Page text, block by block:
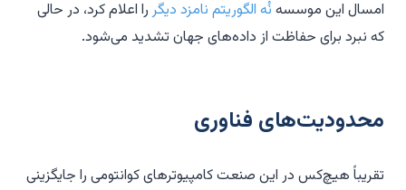
امسال این موسسه نُه الگوریتم نامزد دیگر را اعلام کرد، در حالی
که نبرد برای حفاظت از داده‌های جهان تشدید می‌شود.
محدودیت‌های فناوری
تقریباً هیچ‌کس در این صنعت کامپیوترهای کوانتومی را جایگزینی